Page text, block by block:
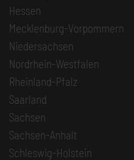
Hessen
Mecklenburg-Vorpommern
Niedersachsen
Nordrhein-Westfalen
Rheinland-Pfalz
Saarland
Sachsen
Sachsen-Anhalt
Schleswig-Holstein